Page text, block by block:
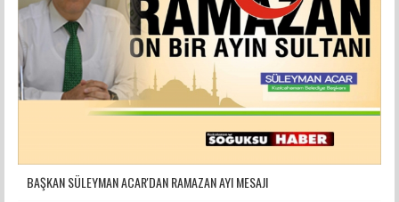
BAŞKAN SÜLEYMAN ACAR'DAN RAMAZAN AYI MESAJI